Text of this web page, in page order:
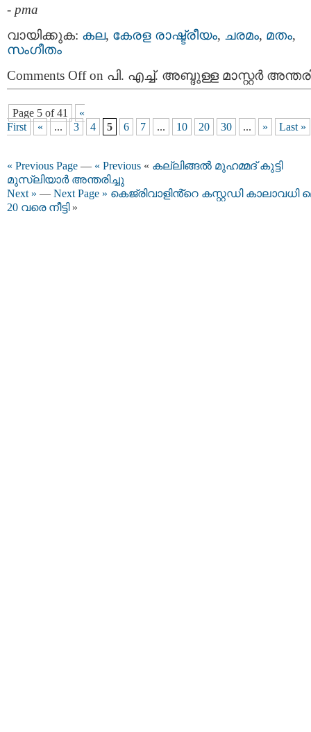
- pma
വായിക്കുക: കല, കേരള രാഷ്ട്രീയം, ചരമം, മതം,
സംഗീതം
Comments Offon പി. എച്ച്. അബ്ദുള്ള മാസ്റ്റർ
Page 5 of 41
«
First
« ... 3 4 5 6 7 ... 10 20 30 ... » Last »
« Previous Page — « Previous « കല്ലിങ്ങൽ മുഹമ്മദ് കുട്ടി
മുസ്ലിയാർ അന്തരിച്ചു
Next » — Next Page » കെജ്രിവാളിൻ്റെ കസ്റ്റഡി കാലാവധി
20 വരെ നീട്ടി»